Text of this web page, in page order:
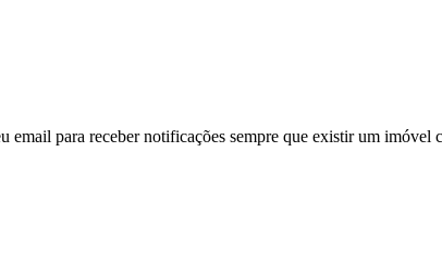
email para receber notificações sempre que existir um imóvel